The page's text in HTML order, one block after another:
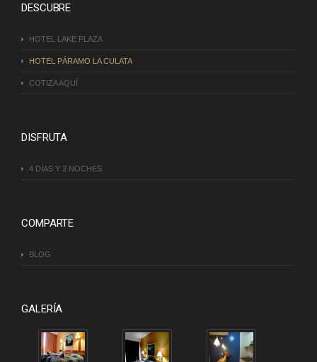
DESCUBRE
HOTEL LAKE PLAZA
HOTEL PÁRAMO LA CULATA
COTIZA AQUÍ
DISFRUTA
4 DÍAS Y 3 NOCHES
COMPARTE
BLOG
GALERÍA